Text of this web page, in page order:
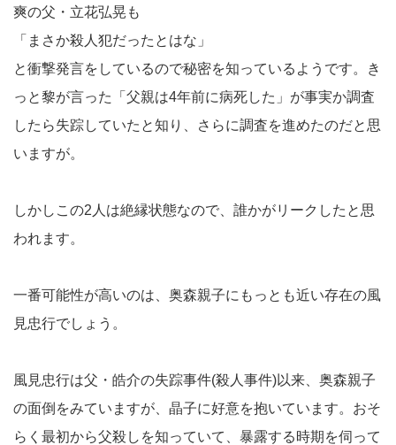
爽の父・立花弘晃も
「まさか殺人犯だったとはな」
と衝撃発言をしているので秘密を知っているようです。き
っと黎が言った「父親は4年前に病死した」が事実か調査
したら失踪していたと知り、さらに調査を進めたのだと思
いますが。
しかしこの2人は絶縁状態なので、誰かがリークしたと思
われます。
一番可能性が高いのは、奥森親子にもっとも近い存在の風
見忠行でしょう。
風見忠行は父・皓介の失踪事件(殺人事件)以来、奥森親子
の面倒をみていますが、晶子に好意を抱いています。おそ
らく最初から父殺しを知っていて、暴露する時期を伺って